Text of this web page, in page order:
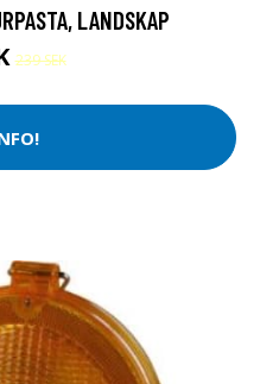
LANDSKAP
239 SEK